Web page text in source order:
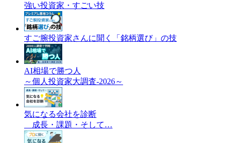
強い投資家・すごい技
すご腕投資家さんに聞く「銘柄選び」の技
AI相場で勝つ人
～個人投資家大調査-2026～
気になる会社を診断
成長・課題・そして…